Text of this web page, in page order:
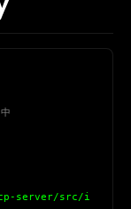
server/src/i